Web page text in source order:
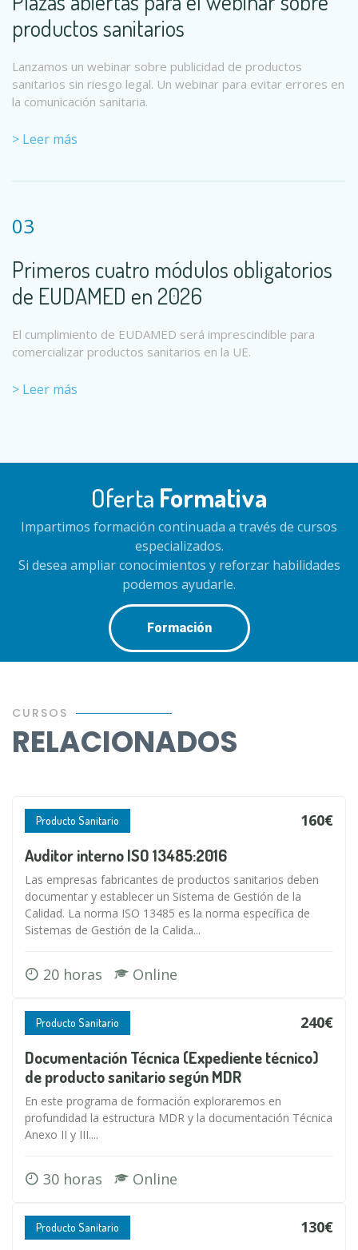
productos sanitarios
Lanzamos un webinar sobre publicidad de productos
sanitarios sin riesgo legal. Un webinar para evitar errores en
la comunicación sanitaria.
> Leer más
03
Primeros cuatro módulos obligatorios
de EUDAMED en 2026
El cumplimiento de EUDAMED será imprescindible para
comercializar productos sanitarios en la UE.
> Leer más
Oferta Formativa
Impartimos formación continuada a través de cursos
especializados.
Si desea ampliar conocimientos y reforzar habilidades
podemos ayudarle.
Formación
CURSOS
RELACIONADOS
Producto Sanitario 160€
Auditor interno ISO 13485:2016
Las empresas fabricantes de productos sanitarios deben
documentar y establecer un Sistema de Gestión de la
Calidad. La norma ISO 13485 es la norma específica de
Sistemas de Gestión de la Calida...
20 horas Online
Producto Sanitario 240€
Documentación Técnica (Expediente técnico)
de producto sanitario según MDR
En este programa de formación exploraremos en
profundidad la estructura MDR y la documentación Técnica
Anexo II y III....
30 horas Online
Producto Sanitario 130€